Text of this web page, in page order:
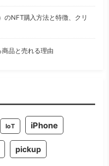
のNFT購入方法と特徴、クリ
品と売れる理由
IoT iPhone
pickup